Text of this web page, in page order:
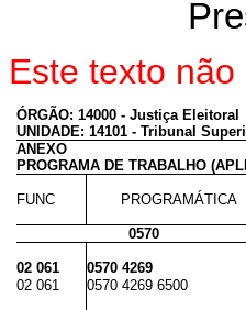
Este texto
ÓRGÃO: 14000 - Justiça Eleitoral
UNIDADE: 14101 - Tribunal
ANEXO
PROGRAMA DE TRABALHO
FUNC PROGRAMÁTICA
0570
02 061
0570 4269
02 061
0570 4269 6500